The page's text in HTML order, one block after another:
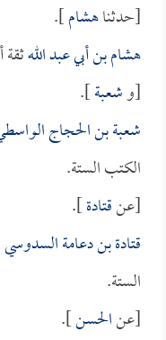
[حدثناهشام].
هشام بن أبي عبد الله
[وشعبة].
شعبة بن الحجاج
الكتب الستة.
[عنقتادة].
قتادة بن دعامة
الستة.
[عنالحسن].